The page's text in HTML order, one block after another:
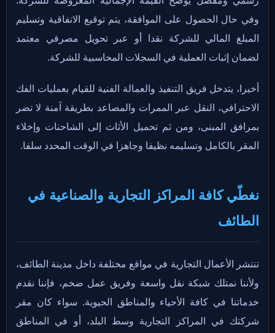
وفي حال الحصول على الموافقة، يتم توقيع الاتفاقية وتسليم
المبلغ المالي للشركة نقدا أو عبر تحويل مصرفي معتمد
لضمان إثبات العملية في السجلات المحاسبية للشركة.
أخيرا، يتدخل فريق التنفيذ والعمالة الفنية للقيام بعمليات الفك
الاحترافي، النقل عبر الممرات والمصاعد بطريقة آمنة لا تضر
بمرافق المبنى، ومن ثم تحميل الأثاث إلى الشاحنات وإخلاء
المقر بالكامل وتسليمه نظيفا وجاهزا في الوقت المحدد سلفا.
نغطّي كافة المراكز التجارية والصناعية في
الطائف
تنتشر الأعمال التجارية في مواقع مختلفة داخل مدينة الطائف،
ولأننا نمتلك شبكة نقل واسعة وفريق عمل ضخم، فإننا نقدم
خدماتنا في كافة الأحياء والمناطق الحيوية. سواء كان مقر
شركتك في المراكز التجارية وسط البلد، أو في المناطق